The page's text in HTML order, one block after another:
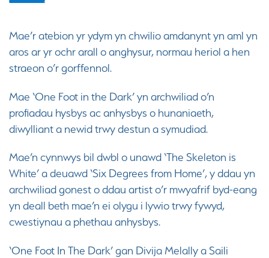
Mae’r atebion yr ydym yn chwilio amdanynt yn aml yn
aros ar yr ochr arall o anghysur, normau heriol a hen
straeon o’r gorffennol.
Mae ‘One Foot in the Dark’ yn archwiliad o’n
profiadau hysbys ac anhysbys o hunaniaeth,
diwylliant a newid trwy destun a symudiad.
Mae’n cynnwys bil dwbl o unawd ‘The Skeleton is
White’ a deuawd ‘Six Degrees from Home’, y ddau yn
archwiliad gonest o ddau artist o’r mwyafrif byd-eang
yn deall beth mae’n ei olygu i lywio trwy fywyd,
cwestiynau a phethau anhysbys.
‘One Foot In The Dark’ gan Divija Melally a Saili